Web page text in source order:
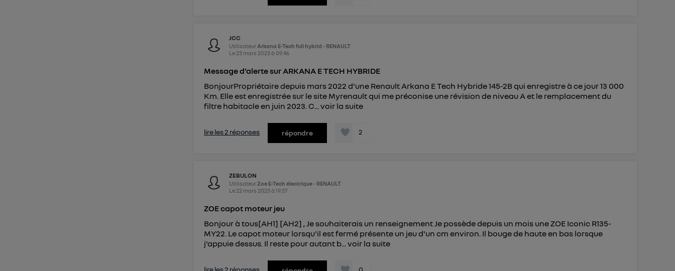
JCC
Utilisateur Arkana E-Tech full hybrid - RENAULT
Le 23 mars 2023 à 09:46
Message d'alerte sur ARKANA E TECH HYBRIDE
BonjourPropriétaire depuis mars 2022 d'une Renault Arkana E Tech Hybride 145-2B qui enregistre à ce jour 13 000
Km. Elle est enregistrée sur le site Myrenault qui me préconise une révision de niveau A et le remplacement du
filtre habitacle en juin 2023. C...voir la suite
lire les 2 réponses répondre 2
ZEBULON
UtilisateurZoe E-Tech électrique - RENAULT
Le 22 mars 2023 à19:37
ZOE capot moteur jeu
Bonjour à tous[AH1] [AH2] , Je souhaiterais un renseignement Je possède depuis un mois une ZOE Iconic R135-
MY22. Le capot moteur lorsqu'il est fermé présente un jeu d'un cm environ. Il bouge de haute en bas lorsque
j'appuie dessus. Il reste pour autant b...voir la suite
lire les 2 réponses 0